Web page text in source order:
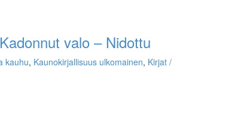
valo – Nidottu
kauhu, Kaunokirjallisuus ulkomainen, Kirjat /